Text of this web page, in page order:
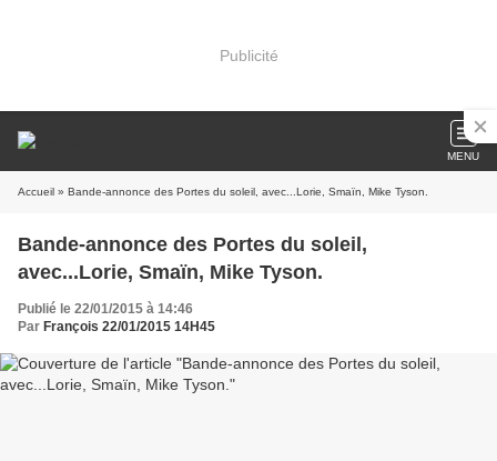
Publicité
MENU
Accueil » Bande-annonce des Portes du soleil, avec...Lorie, Smaïn, Mike Tyson.
Bande-annonce des Portes du soleil,
avec...Lorie, Smaïn, Mike Tyson.
Publié le 22/01/2015 à 14:46
Par François 22/01/2015 14H45